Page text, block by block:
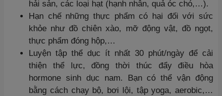
hải sản, các loại hạt (hạnh nhân, quả óc chó,…).
Hạn chế những thực phẩm có hại đối với sức
khỏe như đồ chiên xào, mỡ động vật, đồ ngọt,
thực phẩm đóng hộp,…
Luyện tập thể dục ít nhất 30 phút/ngày để cải
thiện thể lực, đồng thời thúc đẩy điều hòa
hormone sinh dục nam. Bạn có thể vận động
bằng cách chạy bộ, bơi lội, tập yoga, aerobic,…